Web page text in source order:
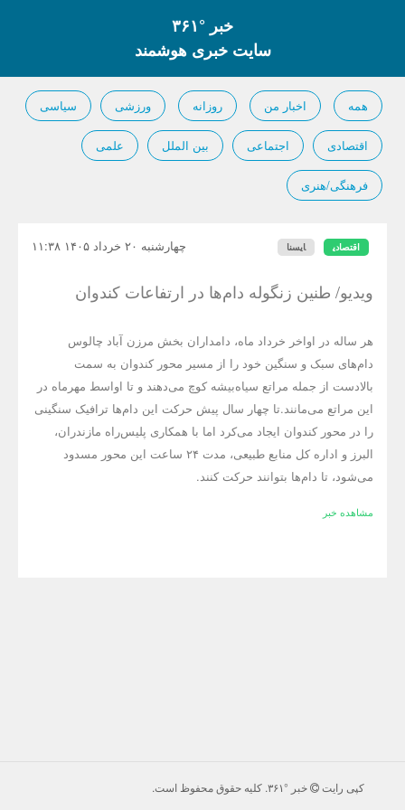
خبر °۳۶۱
سایت خبری هوشمند
همه اخبار من روزانه ورزشی سیاسی
اقتصادی اجتماعی بین الملل علمی
فرهنگی/هنری
چهارشنبه ۲۰ خرداد ۱۴۰۵ ۱۱:۳۸ اقتصادی ایسنا
ویدیو/ طنین زنگوله دام‌ها در ارتفاعات کندوان
هر ساله در اواخر خرداد ماه، دامداران بخش مرزن آباد چالوس
دام‌های سبک و سنگین خود را از مسیر محور کندوان به سمت
بالادست از جمله مراتع سیاه‌بیشه کوچ می‌دهند و تا اواسط مهرماه در
این مراتع می‌مانند.تا چهار سال پیش حرکت این دام‌ها ترافیک سنگینی
را در محور کندوان ایجاد می‌کرد اما با همکاری پلیس‌راه مازندران،
البرز و اداره کل منابع طبیعی، مدت ۲۴ ساعت این محور مسدود
می‌شود، تا دام‌ها بتوانند حرکت کنند.
مشاهده خبر
کپی رایت خبر °۳۶۱ . كليه حقوق محفوظ است.